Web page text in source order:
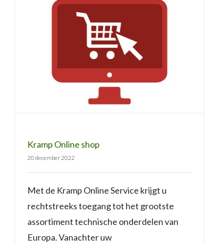
Kramp Online shop
Kramp Online shop
20 december 2022
Met de Kramp Online Service krijgt u
rechtstreeks toegang tot het grootste
assortiment technische onderdelen van
Europa. Vanachter uw